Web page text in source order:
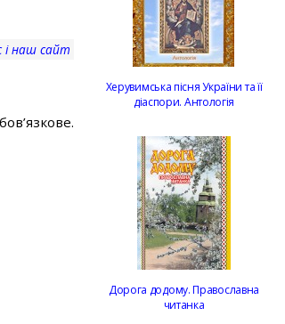
і наш сайт
Херувимська пісня України та її
діаспори. Антологія
Дорога додому. Православна
читанка